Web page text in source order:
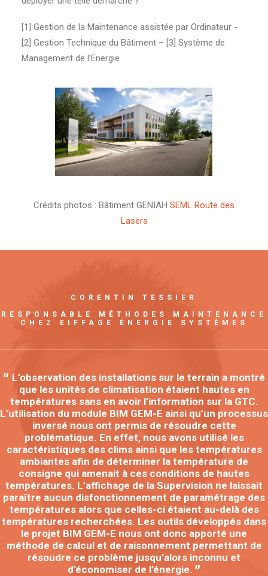
[1] Gestion de la Maintenance assistée par Ordinateur -
[2] Gestion Technique du Bâtiment – [3] Système de
Management de l’Energie
Crédits photos : Bâtiment GENIAH SEML Route des
Lasers
CORENTIN TESSIER
RESPONSABLE MÉTHODES MAINTENANCE
CHEZ EIFFAGE ÉNERGIE SYSTÈMES
L’observation des installations sur le terrain a montré
que les unités de climatisation étaient hautes en
températures sans en avoir l’information sur la GTC.
L’utilisation du module BIM GEM-E ainsi qu’un processus
inversé nous ont permis de résoudre cette
problématique. En effet, nous avons utilisé les
caractéristiques des clims ainsi que les températures
ambiantes afin de déterminer la température de
consigne qui amenait à ces conditions de hautes
températures. L’affichage de la Supervision ne laissait
paraître aucun disfonctionnement de paramétrage des
températures alors que celles-ci étaient au-delà des
températures recherchées. Les outils développés dans
le projet BIM GEM-E nous ont donc apporté une
méthode de calcul et de raisonnement permettant de
résoudre ce problème jusqu’alors inconnu et
d’économiser de l’énergie.